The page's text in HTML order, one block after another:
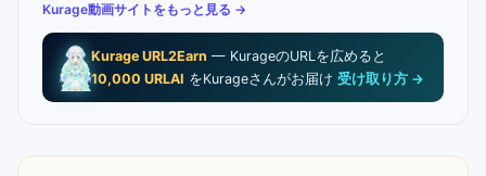
Kurage動画サイトをもっと見る →
Kurage URL2Earn — KurageのURLを広めると
10,000 URLAI をKurageさんがお届け受け取り方 →